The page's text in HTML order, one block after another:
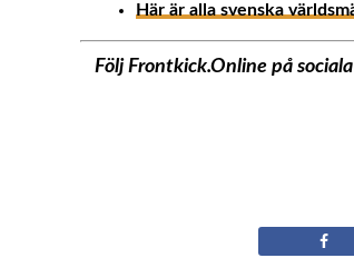
Här är alla svenska
Följ Frontkick.Online på